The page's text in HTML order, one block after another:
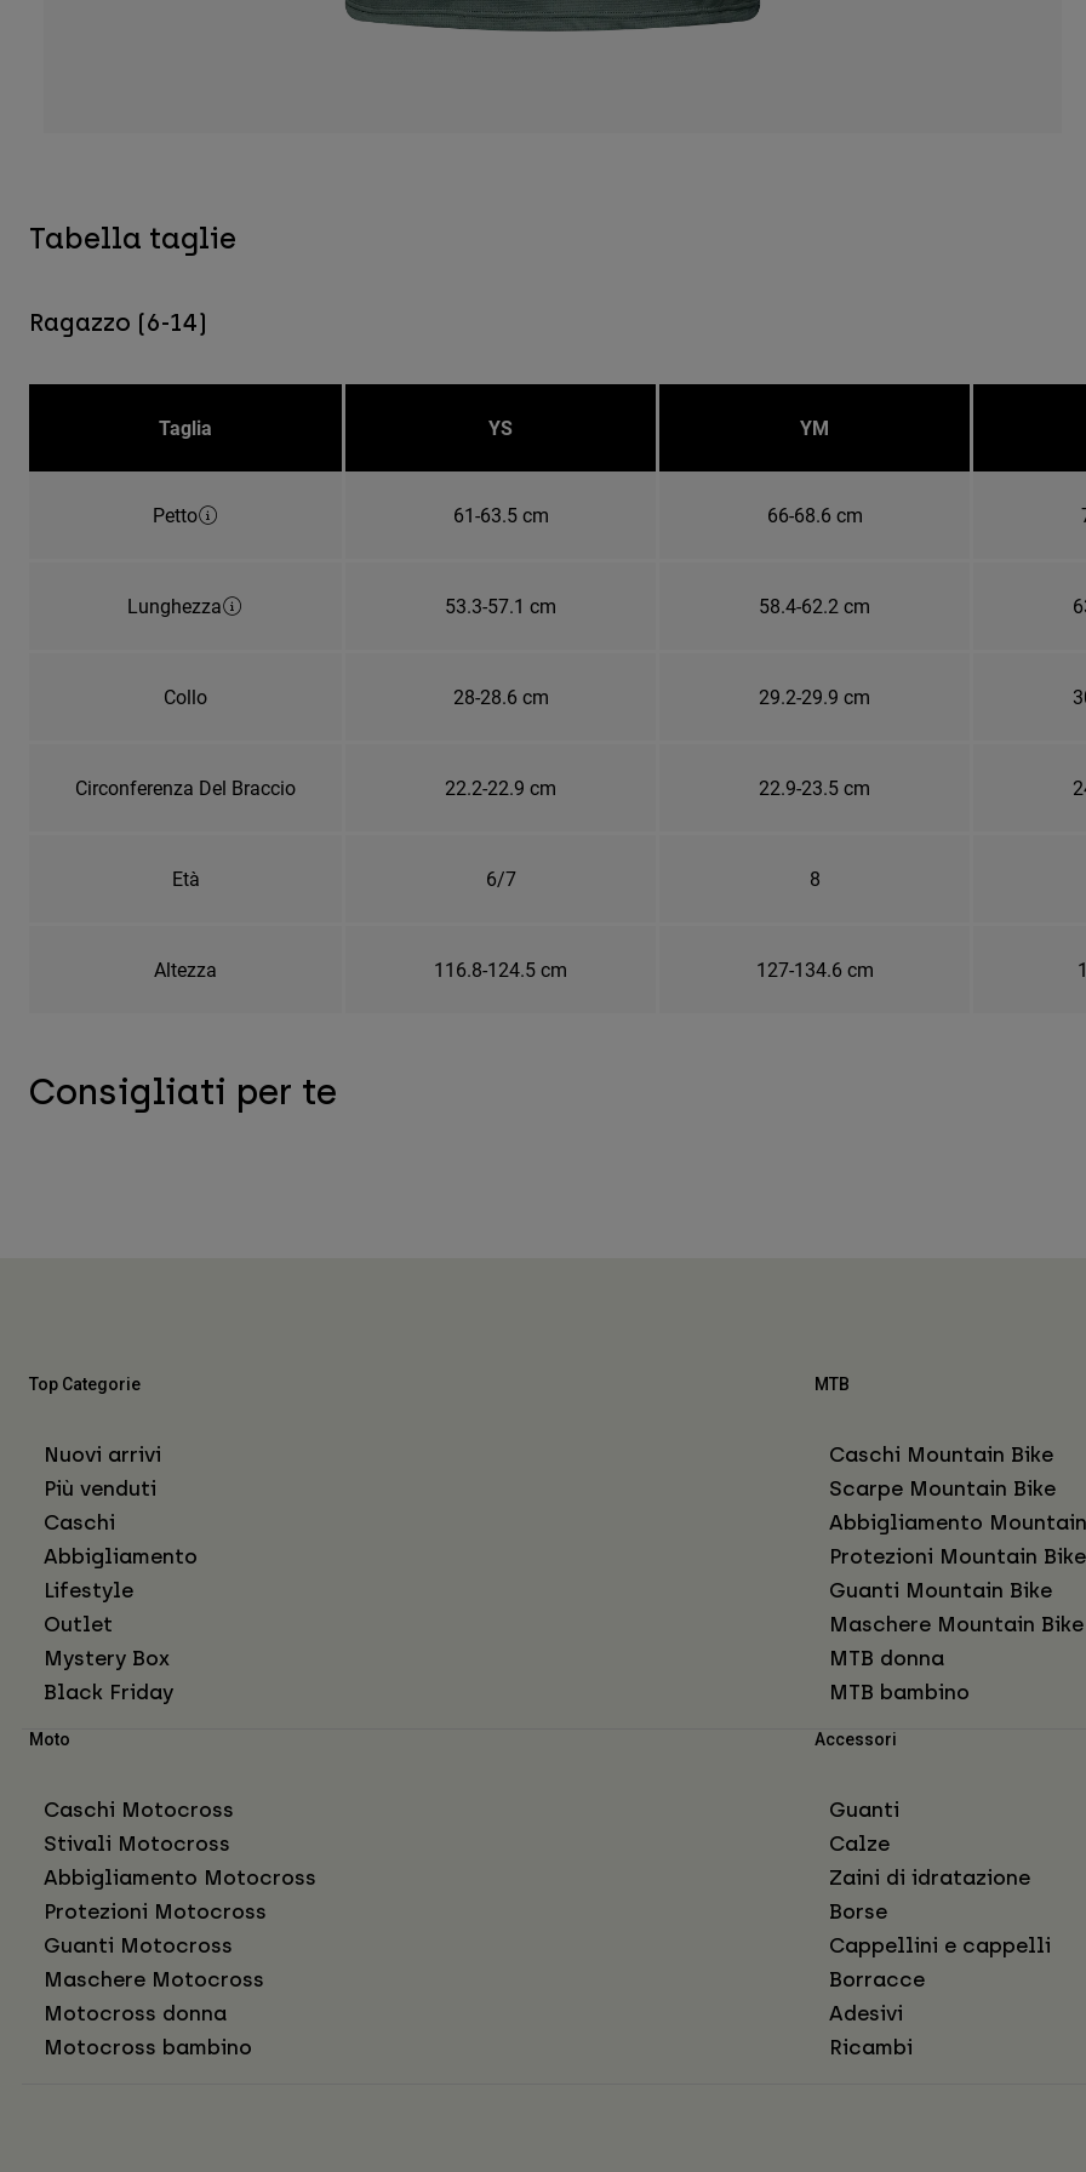
Tabella taglie
Ragazzo (6-14)
Taglia YS YM
Petto 61-63.5 cm 66-68.6 cm
Lunghezza 53.3-57.1 cm 58.4-62.2 cm
Collo 28-28.6 cm 29.2-29.9 cm
Circonferenza Del Braccio 22.2-22.9 cm 22.9-23.5 cm
Età 6/7 8
Altezza 116.8-124.5 cm 127-134.6 cm
Consigliati per te
Top Categorie
Nuovi arrivi
Più venduti
Caschi
Abbigliamento
Lifestyle
Outlet
Mystery Box
Black Friday
MTB
Caschi Mountain Bike
Scarpe Mountain Bike
Abbigliamento
Protezioni Mountain Bike
Guanti Mountain Bike
Maschere Mountain Bike
MTB donna
MTB bambino
Moto
Caschi Motocross
Stivali Motocross
Abbigliamento Motocross
Protezioni Motocross
Guanti Motocross
Maschere Motocross
Motocross donna
Motocross bambino
Accessori
Guanti
Calze
Zaini di idratazione
Borse
Cappellini e cappelli
Borracce
Adesivi
Ricambi